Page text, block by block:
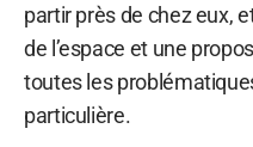
partir près de chez eux,
de l’espace et une
toutes les
particulière.